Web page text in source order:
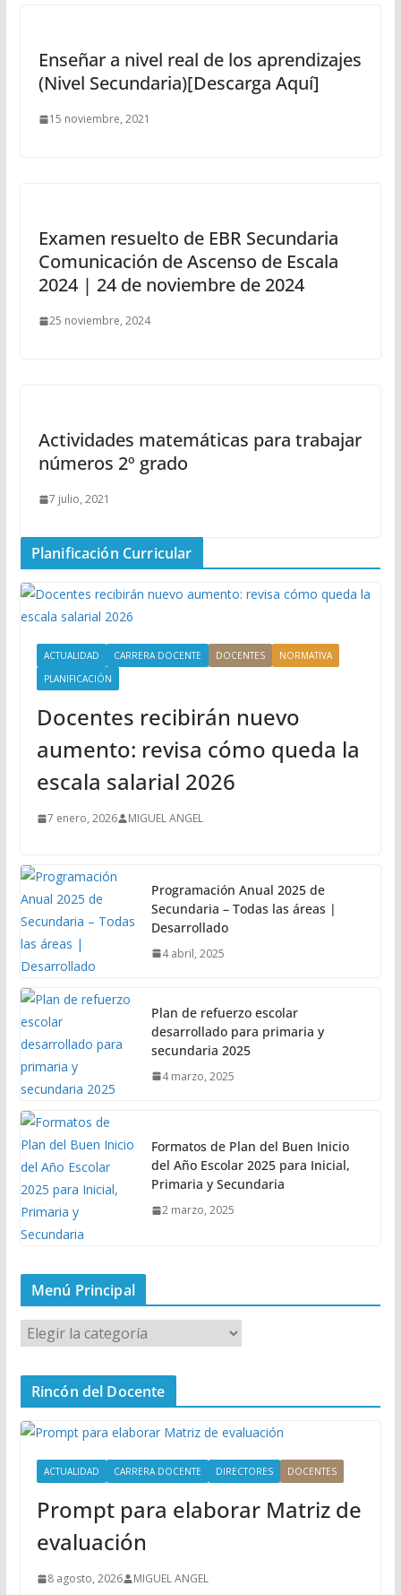
Enseñar a nivel real de los aprendizajes
(Nivel Secundaria)[Descarga Aquí]
15 noviembre, 2021
Examen resuelto de EBR Secundaria
Comunicación de Ascenso de Escala
2024 | 24 de noviembre de 2024
25 noviembre, 2024
Actividades matemáticas para trabajar
números 2º grado
7 julio, 2021
Planificación Curricular
ACTUALIDAD CARRERA DOCENTE DOCENTES
NORMATIVA
PLANIFICACIÓN
Docentes recibirán nuevo
aumento: revisa cómo queda la
escala salarial 2026
7 enero, 2026 MIGUEL ANGEL
Programación Anual 2025 de
Secundaria – Todas las áreas |
Desarrollado
4 abril, 2025
Plan de refuerzo escolar
desarrollado para primaria y
secundaria 2025
4 marzo, 2025
Formatos de Plan del Buen Inicio
del Año Escolar 2025 para Inicial,
Primaria y Secundaria
2 marzo, 2025
Menú Principal
M
e
n
P
Rincón del Docente
ACTUALIDAD CARRERA DOCENTE DIRECTORES DOCENTES
Prompt para elaborar Matriz de
evaluación
8 agosto, 2026 MIGUEL ANGEL